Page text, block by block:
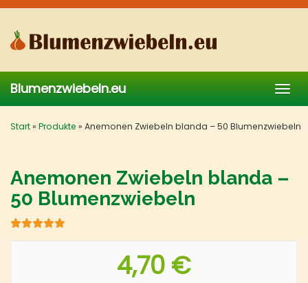
Skip
main
content
Blumenzwiebeln.eu
Start» Produkte » Anemonen Zwiebeln blanda – 50 Blumenzwiebeln
Anemonen Zwiebeln blanda –
50 Blumenzwiebeln
4,70 €